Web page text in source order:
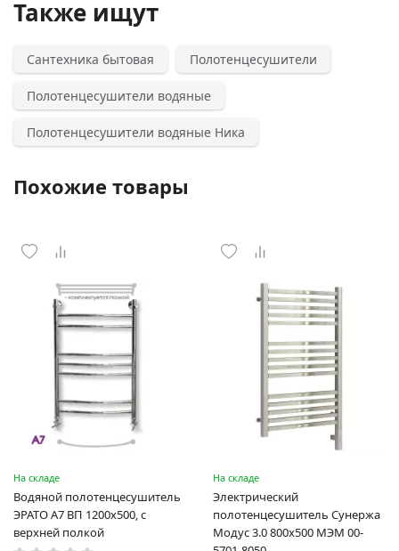
Также ищут
Сантехника бытовая Полотенцесушители
Полотенцесушители водяные
Полотенцесушители водяные Ника
Похожие товары
На складе
Водяной полотенцесушитель
ЭРАТО А7 ВП 1200x500, с
верхней полкой
На складе
Электрический
полотенцесушитель Сунержа
Модус 3.0 800x500 МЭМ 00-